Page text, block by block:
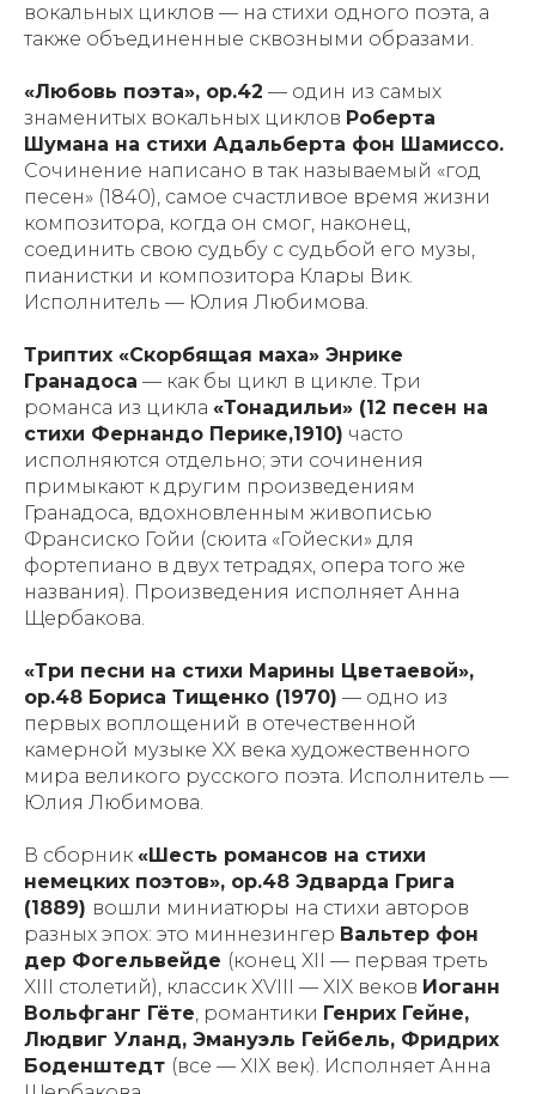
вокальных циклов — на стихи одного поэта, а
также объединенные сквозными образами.
«Любовь поэта», ор.42 — один из самых
знаменитых вокальных циклов Роберта
Шумана на стихи Адальберта фон Шамиссо.
Сочинение написано в так называемый «год
песен» (1840), самое счастливое время жизни
композитора, когда он смог, наконец,
соединить свою судьбу с судьбой его музы,
пианистки и композитора Клары Вик.
Исполнитель — Юлия Любимова.
Триптих «Скорбящая маха» Энрике
Гранадоса — как бы цикл в цикле. Три
романса из цикла «Тонадильи» (12 песен на
стихи Фернандо Перике,1910) часто
исполняются отдельно; эти сочинения
примыкают к другим произведениям
Гранадоса, вдохновленным живописью
Франсиско Гойи (сюита «Гойески» для
фортепиано в двух тетрадях, опера того же
названия). Произведения исполняет Анна
Щербакова.
«Три песни на стихи Марины Цветаевой»,
ор.48 Бориса Тищенко (1970) — одно из
первых воплощений в отечественной
камерной музыке XX века художественного
мира великого русского поэта. Исполнитель —
Юлия Любимова.
В сборник «Шесть романсов на стихи
немецких поэтов», ор.48 Эдварда Грига
(1889) вошли миниатюры на стихи авторов
разных эпох: это миннезингер Вальтер фон
дер Фогельвейде (конец XII — первая треть
XIII столетий), классик XVIII — XIX веков Иоганн
Вольфганг Гёте, романтики Генрих Гейне,
Людвиг Уланд, Эмануэль Гейбель, Фридрих
Боденштедт (все — XIX век). Исполняет Анна